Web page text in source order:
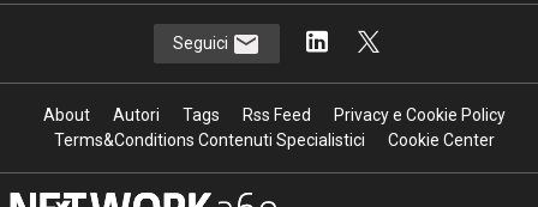
Seguici
About Autori Tags Rss Feed
Privacy e Cookie Policy
Terms&Conditions Contenuti Specialistici
Cookie Center